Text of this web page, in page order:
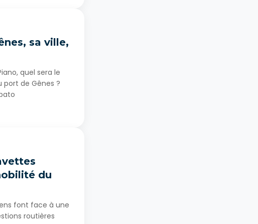
sa ville,
quel sera le
de Gênes ?
du
font face à une
routières